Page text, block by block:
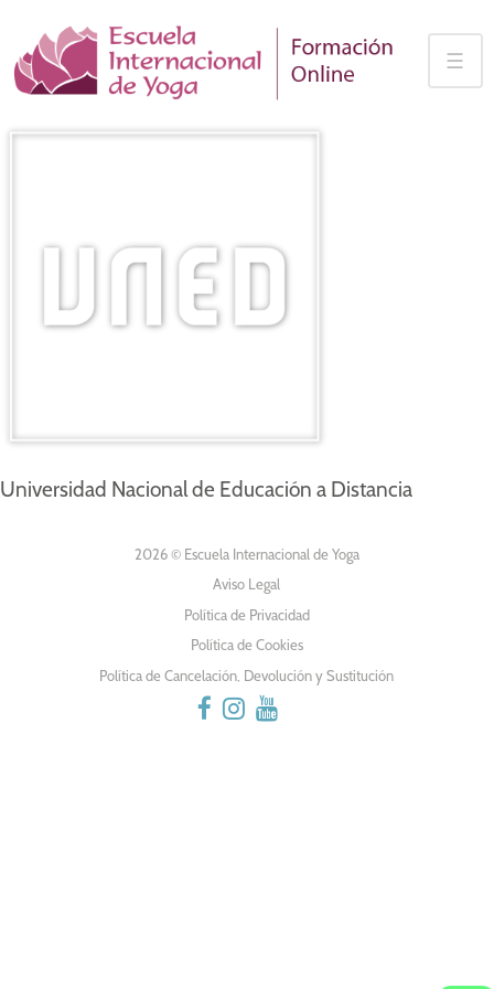
content
☰
Universidad Nacional de Educación a Distancia
2026 © Escuela Internacional de Yoga
Aviso Legal
Política de Privacidad
Política de Cookies
Política de Cancelación, Devolución y Sustitución